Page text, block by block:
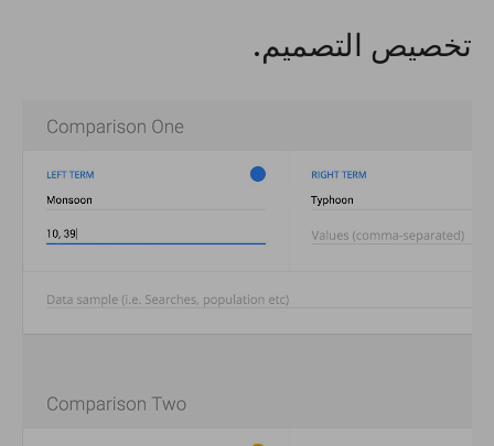
تخصيص التصميم.